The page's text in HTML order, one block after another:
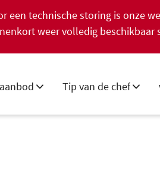
een technische storing is onze
weer volledig beschikbaar
Tip van de chef